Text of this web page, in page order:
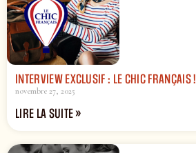
INTERVIEW EXCLUSIF : LE CHIC FRANÇAIS !
novembre 27, 2025
LIRE LA SUITE »